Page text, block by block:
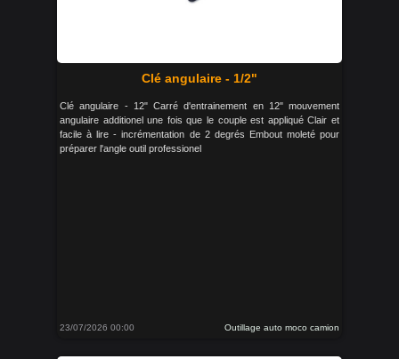
Clé angulaire - 1/2"
Clé angulaire - 12" Carré d'entrainement en 12" mouvement
angulaire additionel une fois que le couple est appliqué Clair et
facile à lire - incrémentation de 2 degrés Embout moleté pour
préparer l'angle outil professionel
23/07/2026 00:00 Outillage auto moco camion